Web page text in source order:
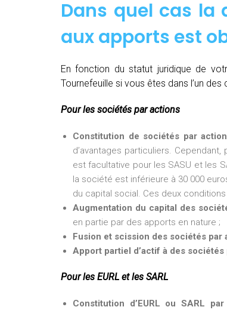
Dans quel cas la
aux apports est
En fonction du statut juridique de
Tournefeuille si vous êtes dans l’un des
Pour les sociétés par actions
Constitution de sociétés par
d’avantages particuliers.
est facultative pour les SASU et les
la société est inférieure à 30 000
du capital social. Ces deux
Augmentation du capital des
en partie par des apports en nature ;
Fusion et scission des sociétés par
Apport partiel d’actif à des sociétés
Pour les EURL et les SARL
Constitution d’EURL ou SARL